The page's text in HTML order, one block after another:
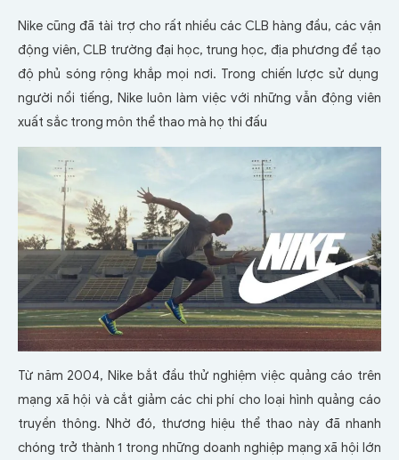
Nike cũng đã tài trợ cho rất nhiều các CLB hàng đầu, các vận
động viên, CLB trường đại học, trung học, địa phương để tạo
độ phủ sóng rộng khắp mọi nơi. Trong chiến lược sử dụng
người nổi tiếng, Nike luôn làm việc với những vẫn động viên
xuất sắc trong môn thể thao mà họ thi đấu
Từ năm 2004, Nike bắt đầu thử nghiệm việc quảng cáo trên
mạng xã hội và cắt giảm các chi phí cho loại hình quảng cáo
truyền thông. Nhờ đó, thương hiệu thể thao này đã nhanh
chóng trở thành 1 trong những doanh nghiệp mạng xã hội lớn